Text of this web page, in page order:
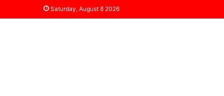
Saturday, August 8 2026